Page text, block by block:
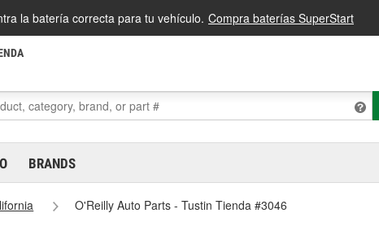
la batería correcta para tu vehículo. Compra baterías SuperStart
BRANDS
O'Reilly Auto Parts - Tustin Tienda #3046